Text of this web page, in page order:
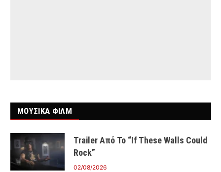
ΜΟΥΣΙΚΑ ΦΙΛΜ
Trailer Από Το “If These Walls Could
Rock”
02/08/2026